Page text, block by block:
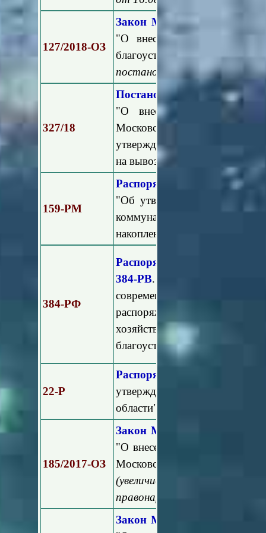
127/2018-ОЗ
Закон Московской
"О внесении изменений в
благоустройстве в
постановлением
327/18
Постановление
"О внесении изменения в
Московской области
утверждении норм
на вывоз мусора на
159-РМ
Распоряжение
"Об утверждении
коммунальных отходов
накопления) на территории
384-РФ
Распоряжение
384-РВ. "Об отдельных
современной городской
распоряжения
хозяйства Московской
благоустройстве дворовых
22-Р
Распоряжение Минэнерго
утверждении норм
области"
185/2017-ОЗ
Закон Московской
"О внесении изменений в
Московской области об
(увеличиваются штрафные
правонарушения в сфере
Закон Московской